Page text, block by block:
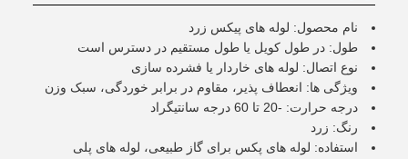
نام محصول: لوله های پیکس زرد
طول: در طول کویل یا طول مستقیم در دسترس است
نوع اتصال: لوله های خاردار یا فشرده سازی
ویژگی ها: انعطاف پذیر، مقاوم در برابر خوردگی، سبک وزن
درجه حرارت: -20 تا 60 درجه سانتیگراد
رنگ: زرد
استفاده: لوله های پکس برای گاز طبیعی، لوله های پلی